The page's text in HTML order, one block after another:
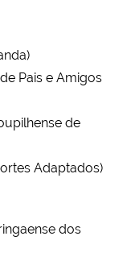
Pais e Amigos
de
Adaptados)
dos